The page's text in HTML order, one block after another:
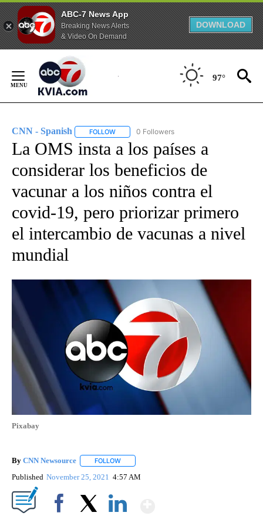
ABC-7 News App
Breaking News Alerts
& Video On Demand
DOWNLOAD
Content
97°
CNN - Spanish FOLLOW FOLLOW "CNN - SPANISH" TO RECEIVE
0 Followers
La OMS insta a los países a
considerar los beneficios de
vacunar a los niños contra el
covid-19, pero priorizar primero
el intercambio de vacunas a nivel
mundial
Pixabay
By CNN Newsource FOLLOW
Published November 25, 2021 4:57 AM